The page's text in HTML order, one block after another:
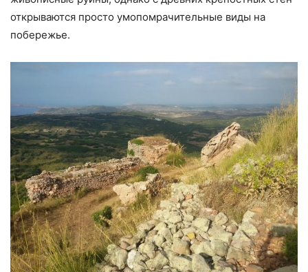
открываются просто умопомрачительные виды на
побережье.